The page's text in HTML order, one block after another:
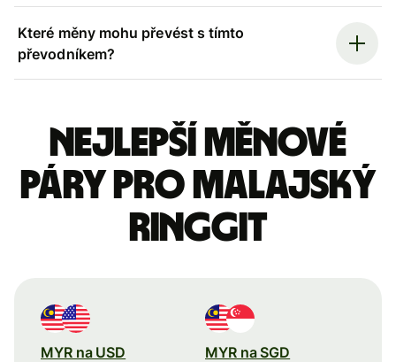
Které měny mohu převést s tímto
převodníkem?
Nejlepší měnové
páry pro malajský
ringgit
MYR na USD MYR na SGD